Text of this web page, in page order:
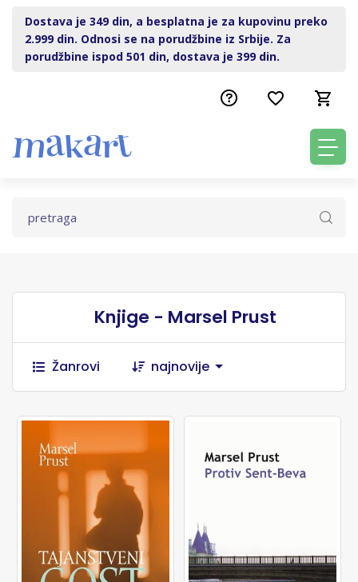
Dostava je 349 din, a besplatna je za kupovinu preko
2.999 din. Odnosi se na porudžbine iz Srbije. Za
porudžbine ispod 501 din, dostava je 399 din.
Knjige - Marsel Prust
Žanrovi najnovije